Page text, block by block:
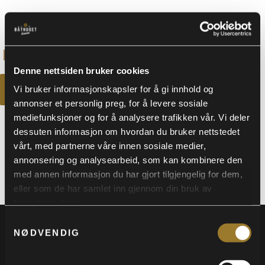
Denne nettsiden bruker cookies
Vi bruker informasjonskapsler for å gi innhold og
annonser et personlig preg, for å levere sosiale
mediefunksjoner og for å analysere trafikken vår. Vi deler
dessuten informasjon om hvordan du bruker nettstedet
vårt, med partnerne våre innen sosiale medier,
annonsering og analysearbeid, som kan kombinere den
med annen informasjon du har gjort tilgjengelig for dem,
eller som de har samlet inn gjennom din bruk av
NØDVENDIG
KR
PRISOMRÅDE:
KR 262
KR 825
BILLETTER
1